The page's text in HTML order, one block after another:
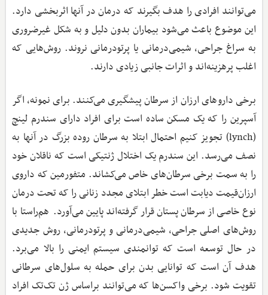
می‌توانند افرادی را هدف بگیرند که درمان در آنها اثربخشی دارد.
این موضوع باعث می‌شود بیماران بدون دلیل و به شکل غیرضروری
به سراغ جراحی، شیمی‌درمانی یا پرتودرمانی نروند. روش‌هایی که
اغلب پرهزینه‌اند و اثرات جانبی زیادی دارند.
برخی داروهای ارزان از سرطان پیشگیری می‌کنند. برای نمونه، اگر
آسپرین را که یک مسکن ساده است برای افراد دارای سندرم لینچ
(lynch)‌ تجویز کنیم احتمال ابتلا به سرطان روده بزرگ در آنها به
نصف می‌رسد. این سندرم یک اختلال ژنتیکی است که ناقلان خود
را به سمت برخی سرطان‌های خاص می‌کشاند. متفورمین که داروی
ارزا‌ن‌قیمت دیابت است خطر ابتلای مجدد زنانی را که تحت درمان
نوع خاصی از سرطان پستان قرار گرفته‌اند پایین می‌آورد. هم‌راستا با
روش‌های اصلی جراحی، شیمی‌درمانی و پرتو‌درمانی، روش جدیدی
در حال توسعه است که توانمندی سیستم ایمنی را بالا می‌برد.
هدف آن است که توانایی بدن برای حمله به سلول‌های سرطانی
تقویت شود. برخی واکسن‌ها که می‌توانند براساس ژن تک‌تک افراد